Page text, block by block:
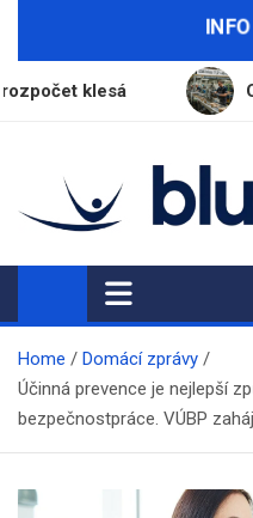
CSG hlásí
BluePress.cz
Seriózní průvodce moderním
Home
Domácí zprávy
Účinná prevence je nejlepší
bezpečnostpráce. VÚBP